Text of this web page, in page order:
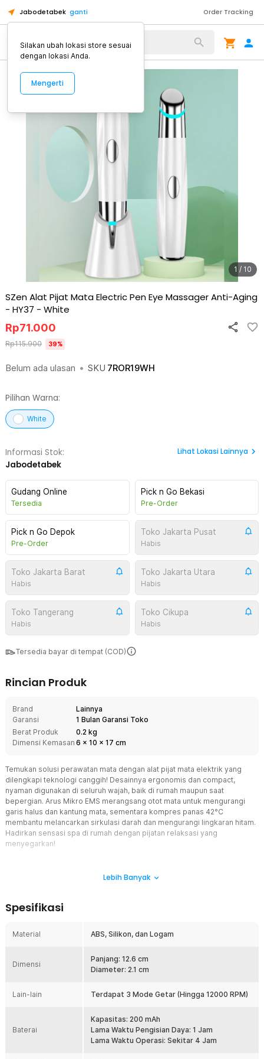
Jabodetabek ganti Order Tracking
Alat Kopi
1 / 10
SZen Alat Pijat Mata Electric Pen Eye Massager Anti-Aging
- HY37 - White
Belum ada ulasan • SKU 7ROR19WH
Rp71.000
Rp115.900 39%
Pilihan Warna:
White
Informasi Stok:
Jabodetabek
Lihat Lokasi Lainnya
Gudang Online
Tersedia
Pick n Go Bekasi
Pre-Order
Pick n Go Depok
Pre-Order
Toko Jakarta Pusat
Habis
Toko Jakarta Barat
Habis
Toko Jakarta Utara
Habis
Toko Tangerang
Habis
Toko Cikupa
Habis
Tersedia bayar di tempat (COD)
Rincian Produk
Brand
Lainnya
Garansi
1 Bulan Garansi Toko
Berat Produk
0.2 kg
Dimensi Kemasan 6 x 10 x 17 cm
Temukan solusi perawatan mata dengan alat pijat mata elektrik yang
dilengkapi teknologi canggih! Desainnya ergonomis dan compact,
nyaman digunakan di seluruh wajah, baik di rumah maupun saat
bepergian. Arus Mikro EMS merangsang otot mata untuk mengurangi
garis halus dan kantung mata, sementara kompres panas 42°C
membantu melancarkan sirkulasi darah dan mengurangi lingkaran hitam.
Hadirkan sensasi spa di rumah dengan pijatan relaksasi yang
menyegarkan!
Bentuknya yang elegan dan ukuran compact membuatnya mudah
menyelaraskan kontur alami wajah, alat ini memastikan pijatan
optimal di sekitar mata, memberikan sensasi relaksasi dan
saat bepergian, praktis, dan stylish untuk kecantikan kapan saja!
Merangsang otot mata untuk mengurangi garis halus dan kantung
mata. Teknologi ini bekerja dengan impuls listrik ringan yang
regenerasi sel. Dengan stimulasi yang lembut namun efektif, alat ini
mengaktifkan sirkulasi darah di area mata, membuatnya tampak
lebih segar dan kencang.
Lebih Banyak
Spesifikasi
Material ABS, Silikon, dan Logam
Dimensi
Panjang: 12.6 cm
Diameter: 2.1 cm
Lain-lain Terdapat 3 Mode Getar (Hingga 12000 RPM)
Baterai
Kapasitas: 200 mAh
Lama Waktu Pengisian Daya: 1 Jam
Lama Waktu Operasi: Sekitar 4 Jam
Silakan ubah lokasi store sesuai
dengan lokasi Anda.
Mengerti